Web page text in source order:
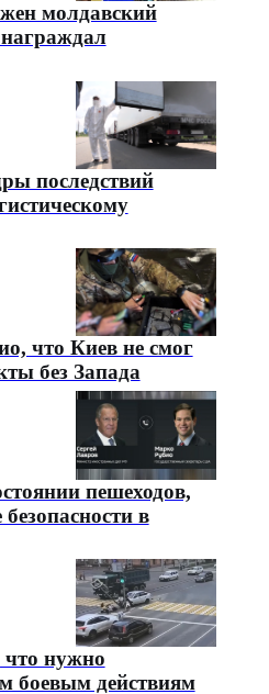
молдавский
последствий
что Киев не смог
без Запада
пешеходов,
в
нужно
боевым действиям